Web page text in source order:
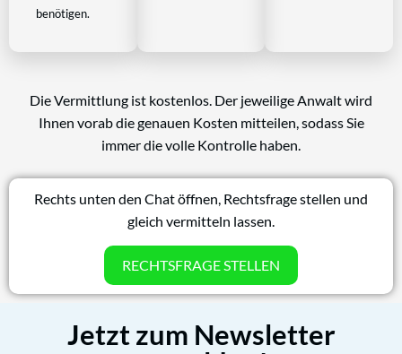
benötigen.
Die Vermittlung ist kostenlos. Der jeweilige Anwalt wird
Ihnen vorab die genauen Kosten mitteilen, sodass Sie
immer die volle Kontrolle haben.
Rechts unten den Chat öffnen, Rechtsfrage stellen und
gleich vermitteln lassen.
RECHTSFRAGE STELLEN
Jetzt zum Newsletter